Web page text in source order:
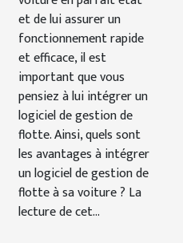
flotte
et de lui assurer un
fonctionnement rapide
et efficace, il est
important que vous
pensiez à lui intégrer un
logiciel de gestion de
flotte. Ainsi, quels sont
les avantages à intégrer
un logiciel de gestion de
flotte à sa voiture ? La
lecture de cet...